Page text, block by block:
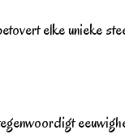
elke unieke